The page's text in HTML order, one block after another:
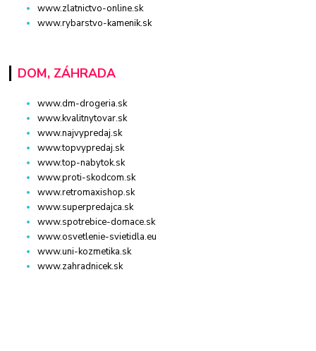
www.zlatnictvo-online.sk
www.rybarstvo-kamenik.sk
DOM, ZÁHRADA
www.dm-drogeria.sk
www.kvalitnytovar.sk
www.najvypredaj.sk
www.topvypredaj.sk
www.top-nabytok.sk
www.proti-skodcom.sk
www.retromaxishop.sk
www.superpredajca.sk
www.spotrebice-domace.sk
www.osvetlenie-svietidla.eu
www.uni-kozmetika.sk
www.zahradnicek.sk